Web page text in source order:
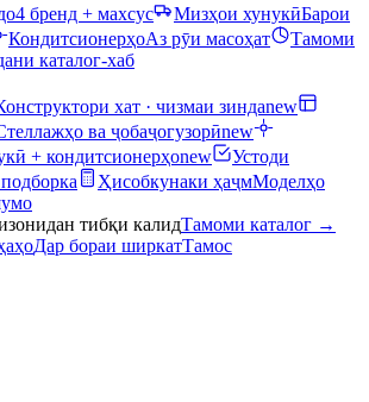
4 бренд + махсус Мизҳои хунукӣБарои
КондитсионерҳоАз рӯи масоҳат
Тамоми
каталог-хаб
хат · чизмаи зиндаnew
ва ҷобаҷогузорӣnew
+ кондитсионерҳоnew
Устоди
Ҳисобкунаки ҳаҷмМоделҳо
тибқи калидТамоми каталог →
Дар бораи ширкатТамос